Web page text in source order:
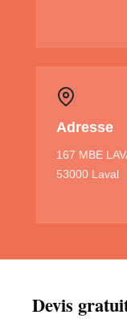
Adresse
167 MBE
53000 Laval
Devis